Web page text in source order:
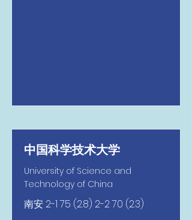
中国科学技术大学
University of Science and
Technology of China
南安2-1 75 (2.8) 2-2 70 (2.3)